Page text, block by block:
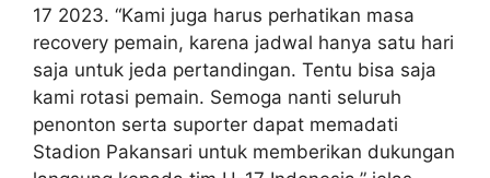
17 2023. “Kami juga harus perhatikan masa
recovery pemain, karena jadwal hanya satu hari
saja untuk jeda pertandingan. Tentu bisa saja
kami rotasi pemain. Semoga nanti seluruh
penonton serta suporter dapat memadati
Stadion Pakansari untuk memberikan dukungan